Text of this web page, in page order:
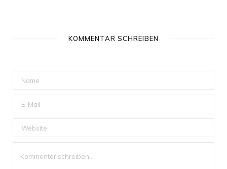
KOMMENTAR SCHREIBEN